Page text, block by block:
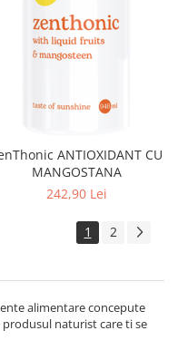
ANTIOXIDANT CU
MANGOSTANA
242,90 Lei
1 2
alimentare concepute
naturist care ti se